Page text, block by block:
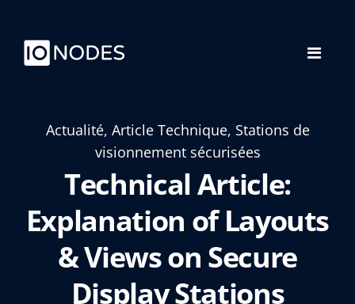
Actualité, Article Technique, Stations de
visionnement sécurisées
Technical Article:
Explanation of Layouts
& Views on Secure
Display Stations